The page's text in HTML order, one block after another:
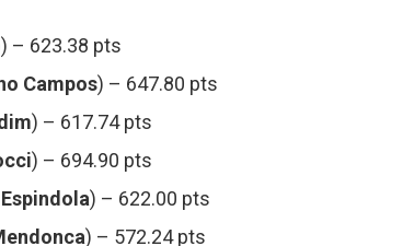
) – 623.38 pts
Campos) – 647.80 pts
) – 617.74 pts
) – 694.90 pts
) – 622.00 pts
) – 572.24 pts